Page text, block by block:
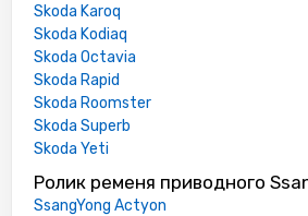
Skoda Karoq
Skoda Kodiaq
Skoda Octavia
Skoda Rapid
Skoda Roomster
Skoda Superb
Skoda Yeti
Ролик ременя приводного
SsangYong Actyon